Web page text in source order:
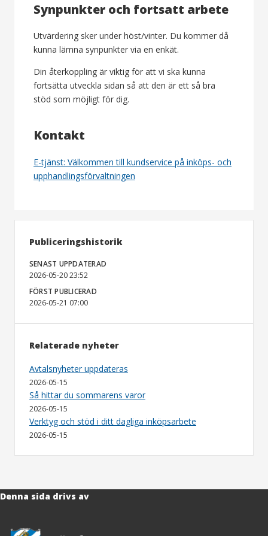
Synpunkter och fortsatt arbete
Utvärdering sker under höst/vinter. Du kommer då
kunna lämna synpunkter via en enkät.
Din återkoppling är viktig för att vi ska kunna
fortsätta utveckla sidan så att den är ett så bra
stöd som möjligt för dig.
Kontakt
E-tjänst: Välkommen till kundservice på inköps- och
upphandlingsförvaltningen
Publiceringshistorik
SENAST UPPDATERAD
2026-05-20 23:52
FÖRST PUBLICERAD
2026-05-21 07:00
Relaterade nyheter
Avtalsnyheter uppdateras
2026-05-15
Så hittar du sommarens varor
2026-05-15
Verktyg och stöd i ditt dagliga inköpsarbete
2026-05-15
Denna sida drivs av